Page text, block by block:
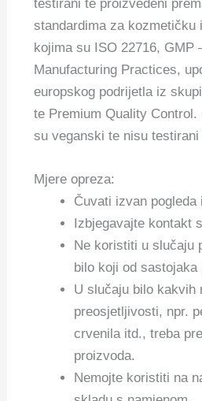
testirani te proizvedeni
standardima za kozmetičku
kojima su ISO 22716, GMP
Manufacturing Practices,
europskog podrijetla iz
te Premium Quality Control.
su veganski te nisu
Mjere opreza:
Čuvati izvan pogleda
Izbjegavajte kontakt
Ne koristiti u slučaju
bilo koji od sastojaka
U slučaju bilo kakvih
preosjetljivosti, npr.
crvenila itd., treba
proizvoda.
Nemojte koristiti na